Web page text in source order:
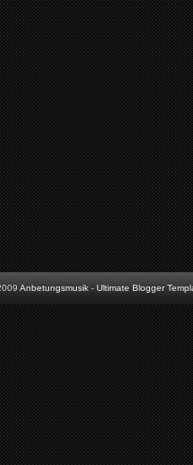
Anbetungsmusik - Ultimate Blogger